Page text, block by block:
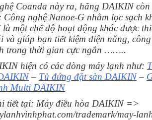
Coanda này ra, hãng DAIKIN còn
Công nghệ Nanoe-G nhằm lọc sạch
một chế độ hoạt động khác được
và giúp bạn tiết kiệm điện năng,
trong thời gian cực ngắn ……..
hiện có các dòng máy lạnh như:
– Tủ đứng đặt sàn DAIKIN–
Multi DAIKIN
tiết tại: Máy điều hòa DAIKIN=>
trademark/may-